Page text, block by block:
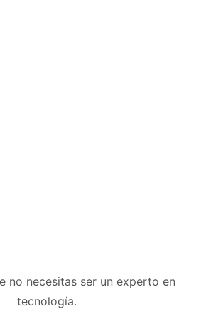
no necesitas ser un experto en
tecnología.